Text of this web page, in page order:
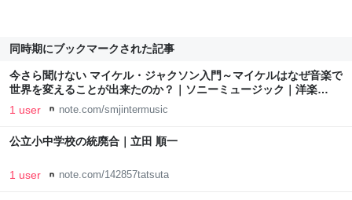
同時期にブックマークされた記事
今さら聞けない マイケル・ジャクソン入門～マイケルはなぜ音楽で
世界を変えることが出来たのか？｜ソニーミュージック｜洋楽
note
1 user note.com/smjintermusic
公立小中学校の統廃合｜立田 順一
1 user note.com/142857tatsuta